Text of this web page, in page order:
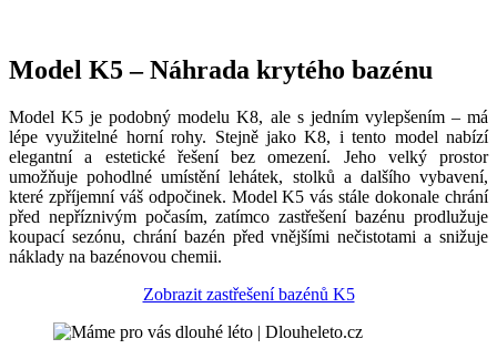
Model K5 – Náhrada krytého bazénu
Model K5 je podobný modelu K8, ale s jedním vylepšením – má
lépe využitelné horní rohy. Stejně jako K8, i tento model nabízí
elegantní a estetické řešení bez omezení. Jeho velký prostor
umožňuje pohodlné umístění lehátek, stolků a dalšího vybavení,
které zpříjemní váš odpočinek. Model K5 vás stále dokonale chrání
před nepříznivým počasím, zatímco zastřešení bazénu prodlužuje
koupací sezónu, chrání bazén před vnějšími nečistotami a snižuje
náklady na bazénovou chemii.
Zobrazit zastřešení bazénů K5